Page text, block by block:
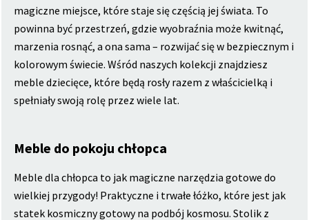
magiczne miejsce, które staje się częścią jej świata. To
powinna być przestrzeń, gdzie wyobraźnia może kwitnąć,
marzenia rosnąć, a ona sama – rozwijać się w bezpiecznym i
kolorowym świecie. Wśród naszych kolekcji znajdziesz
meble dziecięce, które będą rosły razem z właścicielką i
spełniały swoją rolę przez wiele lat.
Meble do pokoju chłopca
Meble dla chłopca to jak magiczne narzędzia gotowe do
wielkiej przygody! Praktyczne i trwałe łóżko, które jest jak
statek kosmiczny gotowy na podbój kosmosu. Stolik z